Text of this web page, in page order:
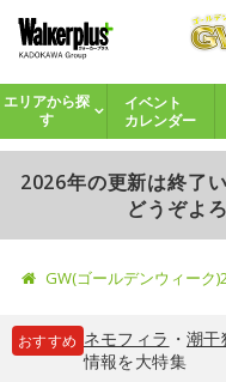
エリアから探
す
イベント
カレンダー
2026年の更新は終了
どうぞよ
GW(ゴールデンウィーク
おすすめ ネモフィラ ・ 潮干
情報を大特集